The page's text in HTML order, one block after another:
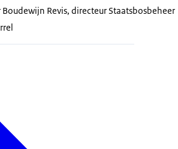
Revis, directeur Staatsbosbeheer